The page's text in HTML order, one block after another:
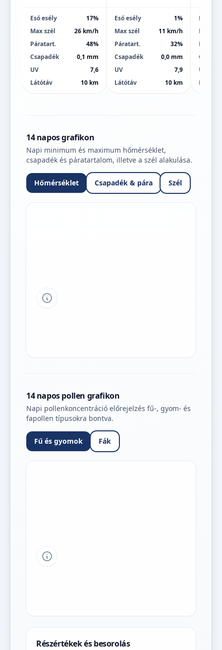
Eső esély
17%
Max szél
26 km/h
Páratart.
48%
Csapadék
0,1 mm
UV
7,6
Látótáv
10 km
Eső esély
1%
Max szél
11 km/h
Páratart.
32%
Csapadék
0,0 mm
UV
7,9
Látótáv
10 km
Eső
Max
UV
Látótáv
14 napos grafikon
Napi minimum és maximum hőmérséklet,
csapadék és páratartalom, illetve a szél alakulása.
Hőmérséklet Csapadék & pára Szél
Tipp a grafikon jelmagyarázatához
14 napos pollen grafikon
Napi pollenkoncentráció előrejelzés fű-, gyom- és
fapollen típusokra bontva.
Fű és gyomok Fák
Tipp a grafikon jelmagyarázatához
Részértékek és besorolás